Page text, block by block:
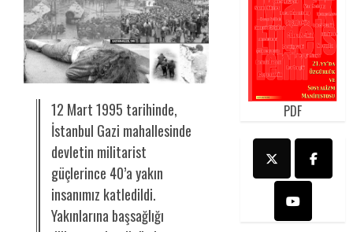
12 Mart 1995 tarihinde,
İstanbul Gazi mahallesinde
devletin militarist
güçlerince 40’a yakın
insanımız katledildi.
Yakınlarına başsağlığı
PDF